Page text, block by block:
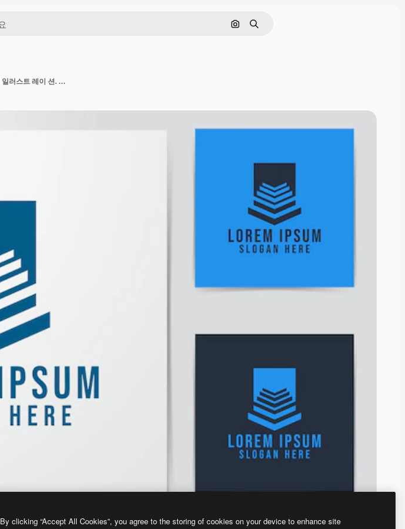
이미지로 검색
검색
계단, 연단, 책 로고 아이디어 더미. 영감 로고 디자인. 템플릿 벡터 일러스트 레이 션. 흰색 배경에 고립
By clicking “Accept All Cookies”, you agree to the storing of cookies on your device to enhance site